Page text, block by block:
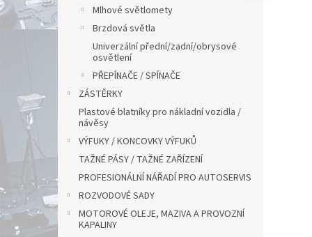
Mlhové světlomety
Brzdová světla
Univerzální přední/zadní/obrysové
osvětlení
PŘEPÍNAČE / SPÍNAČE
ZÁSTĚRKY
Plastové blatníky pro nákladní vozidla /
návěsy
VÝFUKY / KONCOVKY VÝFUKŮ
TAŽNÉ PÁSY / TAŽNÉ ZAŘÍZENÍ
PROFESIONÁLNÍ NÁŘADÍ PRO AUTOSERVIS
ROZVODOVÉ SADY
MOTOROVÉ OLEJE, MAZIVA A PROVOZNÍ
KAPALINY